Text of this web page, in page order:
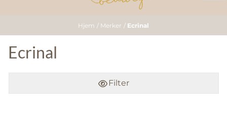
Hjem / Merker / Ecrinal
Ecrinal
Filter